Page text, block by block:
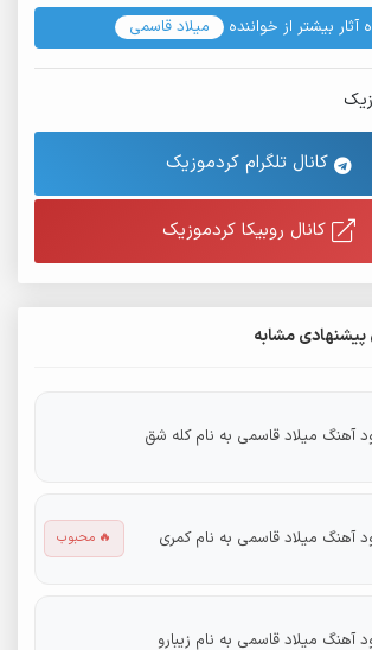
بیشتر از خواننده میلاد قاسمی
کانال تلگرام کردموزیک
کانال روبیکا کردموزیک
مشابه
آهنگ میلاد قاسمی به نام کله شق
آهنگ میلاد قاسمی به نام کمری 🔥 محبوب
آهنگ میلاد قاسمی به نام زیبارو